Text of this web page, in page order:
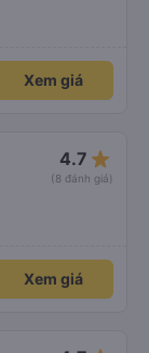
Xem giá
4.7 star_rate
(8 đánh giá)
Xem giá